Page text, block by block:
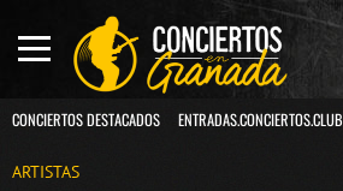
CONCIERTOS DESTACADOS ENTRADAS.CONCIERTOS.CLUB
ARTISTAS